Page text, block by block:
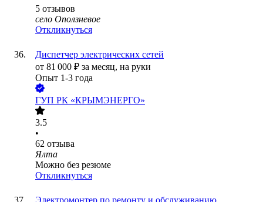
5 отзывов
село Оползневое
Откликнуться
Диспетчер электрических сетей
от 81 000 ₽ за месяц, на руки
Опыт 1-3 года
ГУП РК «КРЫМЭНЕРГО»
3.5
•
62 отзыва
Ялта
Можно без резюме
Откликнуться